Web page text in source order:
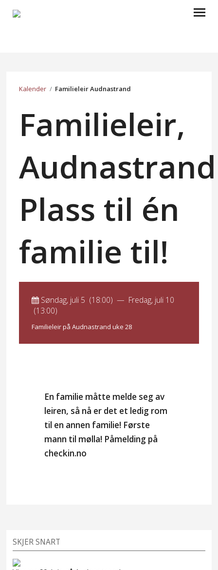
ARRANGEMENTER
AUDNASTRAND
GJENBRUKSBUTIKKENE
Kalender / Familieleir Audnastrand
Familieleir,
Plass til én
familie til!
Søndag, juli 5 (18:00) — Fredag, juli 10
(13:00)
Familieleir på Audnastrand uke 28
En familie måtte melde seg av
leiren, så nå er det et ledig rom
til en annen familie! Første
mann til mølla! Påmelding på
checkin.no
SKJER SNART